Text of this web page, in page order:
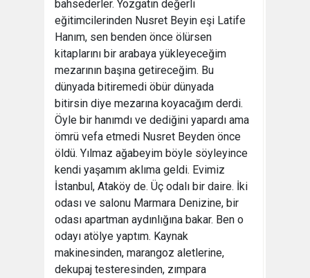
bahsederler. Yozgatın değerli
eğitimcilerinden Nusret Beyin eşi Latife
Hanım, sen benden önce ölürsen
kitaplarını bir arabaya yükleyeceğim
mezarının başına getireceğim. Bu
dünyada bitiremedi öbür dünyada
bitirsin diye mezarına koyacağım derdi.
Öyle bir hanımdı ve dediğini yapardı ama
ömrü vefa etmedi Nusret Beyden önce
öldü. Yılmaz ağabeyim böyle söyleyince
kendi yaşamım aklıma geldi. Evimiz
İstanbul, Ataköy de. Üç odalı bir daire. İki
odası ve salonu Marmara Denizine, bir
odası apartman aydınlığına bakar. Ben o
odayı atölye yaptım. Kaynak
makinesinden, marangoz aletlerine,
dekupaj testeresinden, zımpara